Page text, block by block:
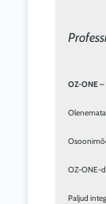
OZ-ONE
Olenemata
OZ-ONE-d
Paljud